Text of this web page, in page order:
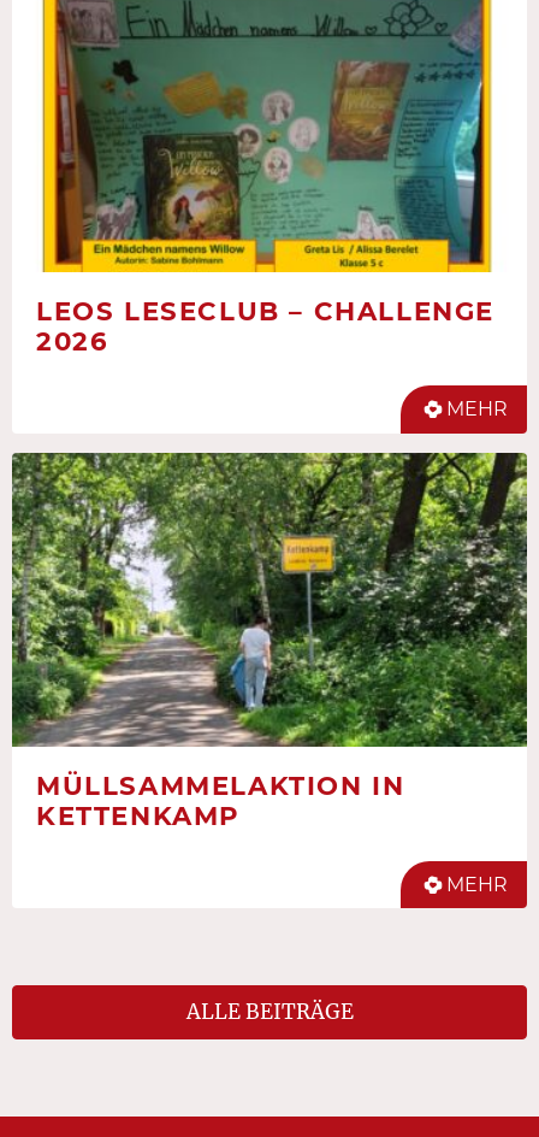
LEOS LESECLUB – CHALLENGE
2026
MEHR
MÜLLSAMMELAKTION IN
KETTENKAMP
MEHR
ALLE BEITRÄGE